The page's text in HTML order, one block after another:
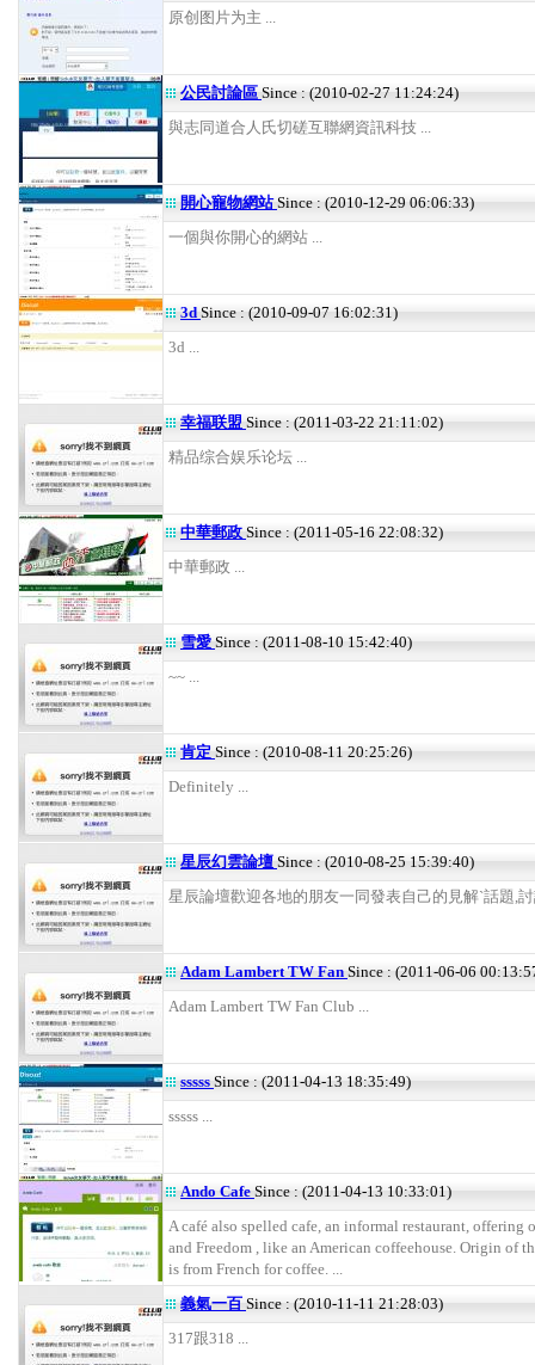
原创图片为主 ...
公民討論區 Since : (2010-02-27 11:24:24)
與志同道合人氏切磋互聯網資訊科技 ...
開心寵物網站Since : (2010-12-29 06:06:33)
一個與你開心的網站 ...
3dSince : (2010-09-07 16:02:31)
3d ...
幸福联盟 Since : (2011-03-22 21:11:02)
精品综合娱乐论坛 ...
中華郵政 Since : (2011-05-16 22:08:32)
中華郵政 ...
雪愛 Since : (2011-08-10 15:42:40)
~~ ...
肯定 Since : (2010-08-11 20:25:26)
Definitely ...
星辰幻雲論壇 Since : (2010-08-25 15:39:40)
星辰論壇歡迎各地的朋友一同發表自己的見解ˋ話題,討
Adam Lambert TW Fan Since : (2011-06-06
Adam Lambert TW Fan Club ...
sssss Since : (2011-04-13 18:35:49)
sssss ...
Ando Cafe Since : (2011-04-13 10:33:01)
A café also spelled cafe, an informal restaurant, offering
and Freedom , like an American coffeehouse. Origin of
is from French for coffee. ...
義氣一百 Since : (2010-11-11 21:28:03)
317跟318 ...